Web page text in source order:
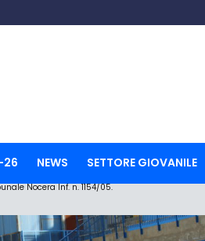
26 NEWS SETTORE GIOVANILE
Nocera Inf. n. 1154/05.